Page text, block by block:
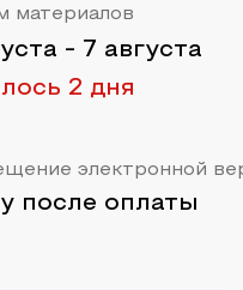
материалов
- 7 августа
2 дня
электронной
после оплаты